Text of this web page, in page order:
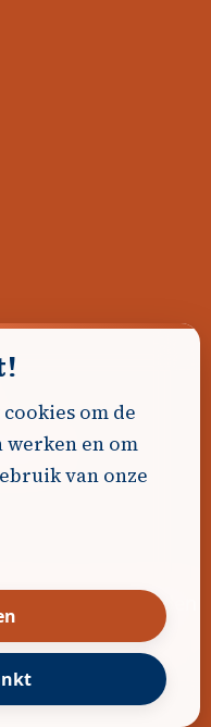
ons!
voorwaarden
Cookiebeleid|
om de
en om
van onze